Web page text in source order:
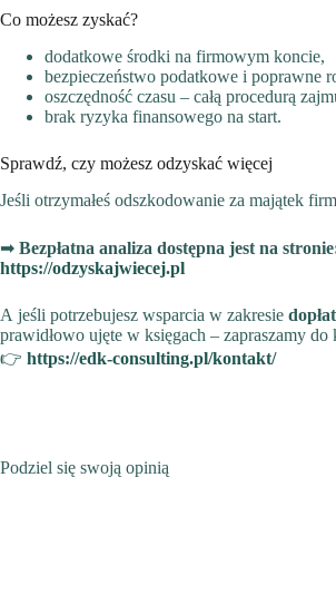
Co możesz zyskać?
dodatkowe środki na firmowym koncie,
bezpieczeństwo podatkowe i poprawne
oszczędność czasu – całą procedurą
brak ryzyka finansowego na start.
Sprawdź, czy możesz odzyskać więcej
Jeśli otrzymałeś odszkodowanie za majątek
➡ Bezpłatna analiza dostępna jest na
https://odzyskajwiecej.pl
A jeśli potrzebujesz wsparcia w zakresie
prawidłowo ujęte w księgach – zapraszamy do
👉 https://edk-consulting.pl/kontakt/
Podziel się swoją opinią